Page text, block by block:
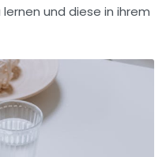
und diese in ihrem